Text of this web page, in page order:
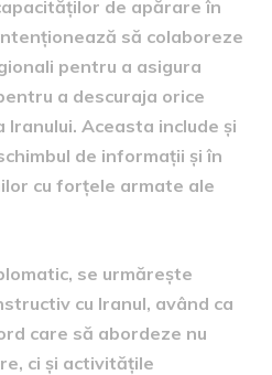
de apărare în
să colaboreze
pentru a asigura
a descuraja orice
Aceasta include și
de informații și în
cu forțele armate ale
se urmărește
cu Iranul, având ca
care să abordeze nu
ci și activitățile